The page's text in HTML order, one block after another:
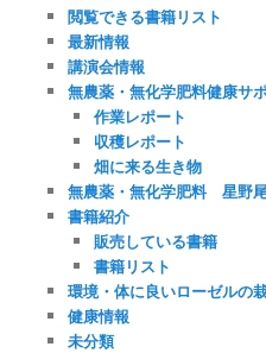
閲覧できる書籍リスト
最新情報
講演会情報
無農薬・無化学肥料健康サ
作業レポート
収穫レポート
畑に来る生き物
無農薬・無化学肥料 星野
書籍紹介
販売している書籍
書籍リスト
環境・体に良いローゼルの
健康情報
未分類